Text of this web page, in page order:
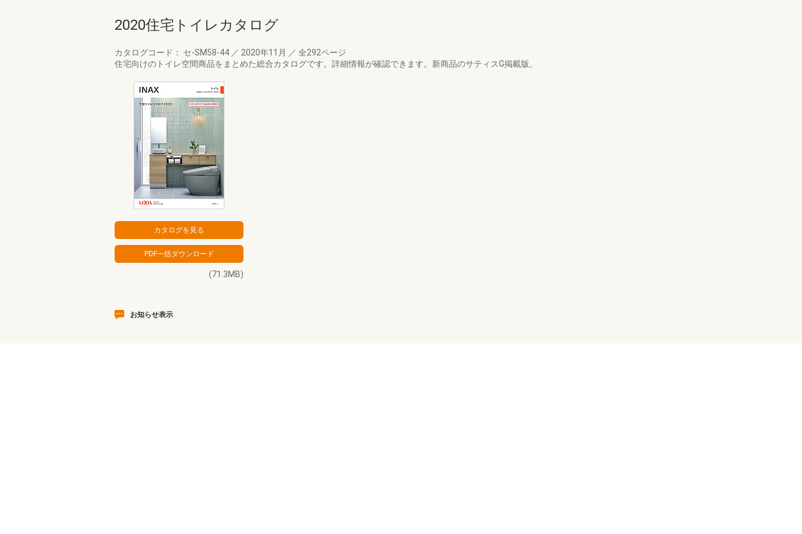
2020住宅トイレカタログ
カタログコード： セ-SM58-44 ／ 2020年11月 ／ 全292ページ
住宅向けのトイレ空間商品をまとめた総合カタログです。詳細情報が確認できます。新商品のサティスG掲載版。
(71.3MB)
お知らせ表示